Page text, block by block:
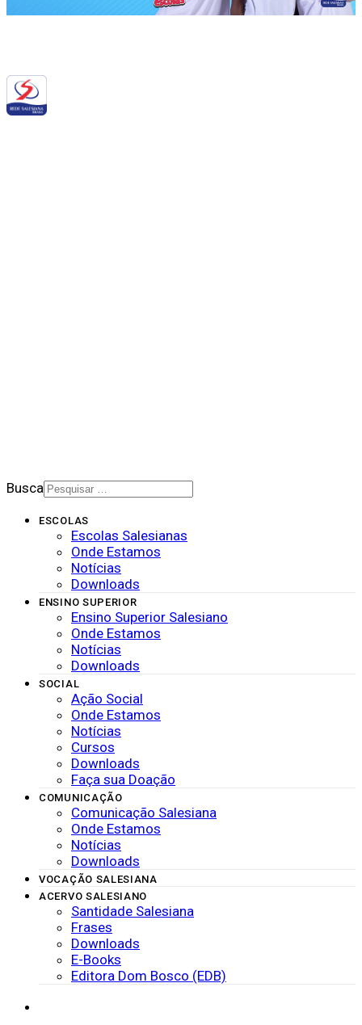
Busca
ESCOLAS
Escolas Salesianas
Onde Estamos
Notícias
Downloads
ENSINO SUPERIOR
Ensino Superior Salesiano
Onde Estamos
Notícias
Downloads
SOCIAL
Ação Social
Onde Estamos
Notícias
Cursos
Downloads
Faça sua Doação
COMUNICAÇÃO
Comunicação Salesiana
Onde Estamos
Notícias
Downloads
VOCAÇÃO SALESIANA
ACERVO SALESIANO
Santidade Salesiana
Frases
Downloads
E-Books
Editora Dom Bosco (EDB)